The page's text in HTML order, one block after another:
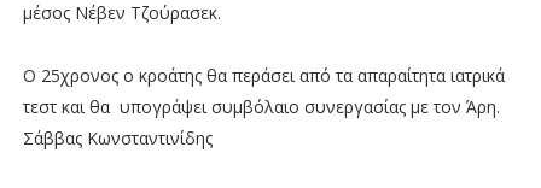
μέσος Νέβεν Τζούρασεκ.
Ο 25χρονος ο κροάτης θα περάσει από τα απαραίτητα ιατρικά
τεστ και θα υπογράψει συμβόλαιο συνεργασίας με τον Άρη.
Σάββας Κωνσταντινίδης